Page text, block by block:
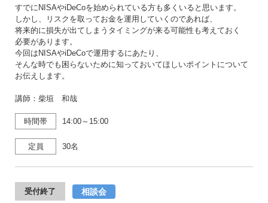
すでにNISAやiDeCoを始められている方も多くいると思います。
しかし、リスクを取ってお金を運用していくのであれば、
将来的に損失が出てしまうタイミングが来る可能性も考えておく
必要があります。
今回はNISAやiDeCoで運用するにあたり、
そんな時でも困らないために知っておいてほしいポイントについて
お伝えします。
講師：柴垣 和哉
時間帯 14:00～15:00
定員 30名
受付終了 相談会